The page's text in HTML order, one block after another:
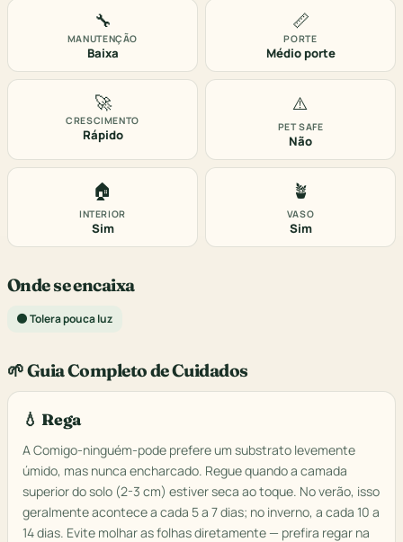
🔧
MANUTENÇÃO
Baixa
📏
PORTE
Médio porte
🚀
CRESCIMENTO
Rápido
⚠️
PET SAFE
Não
🏠
INTERIOR
Sim
🪴
VASO
Sim
Onde se encaixa
🌑 Tolera pouca luz
🌱 Guia Completo de Cuidados
💧 Rega
A Comigo-ninguém-pode prefere um substrato levemente
úmido, mas nunca encharcado. Regue quando a camada
superior do solo (2-3 cm) estiver seca ao toque. No verão, isso
geralmente acontece a cada 5 a 7 dias; no inverno, a cada 10 a
14 dias. Evite molhar as folhas diretamente — prefira regar na